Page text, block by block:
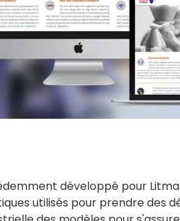
développé pour
utilisés pour prendre des